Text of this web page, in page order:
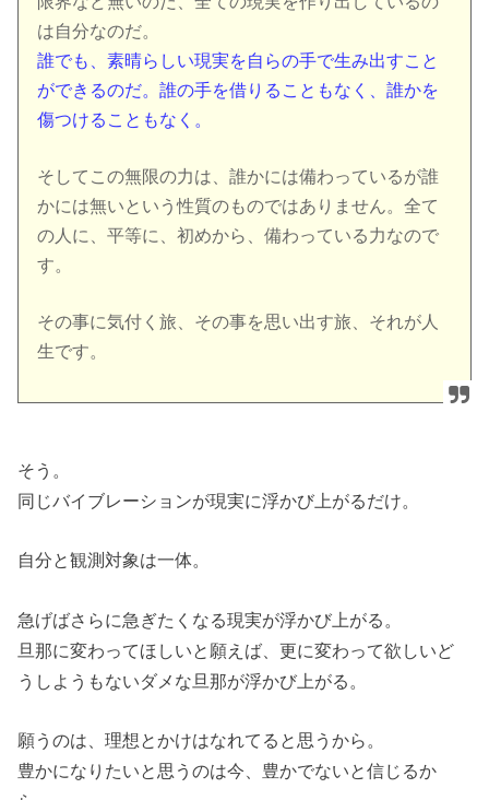
は自分なのだ。
誰でも、素晴らしい現実を自らの手で生み出すこと
ができるのだ。誰の手を借りることもなく、誰かを
傷つけることもなく。
そしてこの無限の力は、誰かには備わっているが誰
かには無いという性質のものではありません。全て
の人に、平等に、初めから、備わっている力なので
す。
その事に気付く旅、その事を思い出す旅、それが人
生です。
そう。
同じバイブレーションが現実に浮かび上がるだけ。
自分と観測対象は一体。
急げばさらに急ぎたくなる現実が浮かび上がる。
旦那に変わってほしいと願えば、更に変わって欲しいど
うしようもないダメな旦那が浮かび上がる。
願うのは、理想とかけはなれてると思うから。
豊かになりたいと思うのは今、豊かでないと信じるか